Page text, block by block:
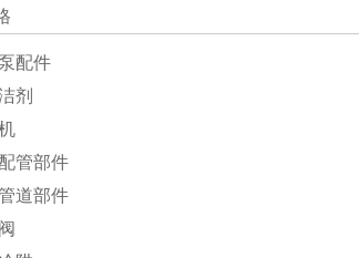
配件
剂
管部件
道部件